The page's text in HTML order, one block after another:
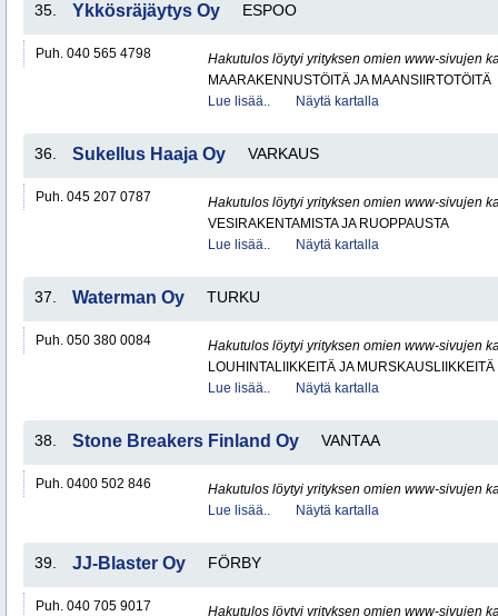
35. Ykkösräjäytys Oy ESPOO
Puh. 040 565 4798
Hakutulos löytyi yrityksen omien www-sivujen
MAARAKENNUSTÖITÄ JA MAANSIIRTOTÖITÄ
Lue lisää..
Näytä kartalla
36. Sukellus Haaja Oy VARKAUS
Puh. 045 207 0787
Hakutulos löytyi yrityksen omien www-sivujen
VESIRAKENTAMISTA JA RUOPPAUSTA
Lue lisää..
Näytä kartalla
37. Waterman Oy TURKU
Puh. 050 380 0084
Hakutulos löytyi yrityksen omien www-sivujen
LOUHINTALIIKKEITÄ JA MURSKAUSLIIKKEITÄ
Lue lisää..
Näytä kartalla
38. Stone Breakers Finland Oy VANTAA
Puh. 0400 502 846
Hakutulos löytyi yrityksen omien www-sivujen
Lue lisää..
Näytä kartalla
39. JJ-Blaster Oy FÖRBY
Puh. 040 705 9017
Hakutulos löytyi yrityksen omien www-sivujen